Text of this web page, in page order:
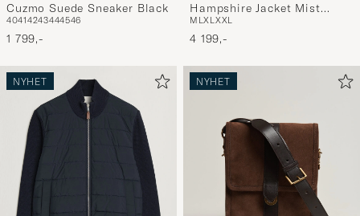
Cuzmo Suede Sneaker Black
40414243444546
1 799,-
Hampshire Jacket Mist
Taupe
M LXLXXL
4 199,-
NYHET NYHET